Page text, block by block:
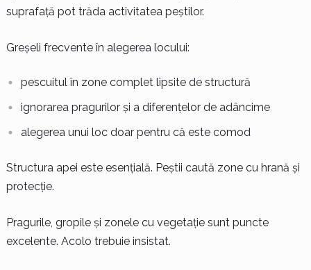
suprafață pot trăda activitatea peștilor.
Greșeli frecvente în alegerea locului:
pescuitul în zone complet lipsite de structură
ignorarea pragurilor și a diferențelor de adâncime
alegerea unui loc doar pentru că este comod
Structura apei este esențială. Peștii caută zone cu hrană și
protecție.
Pragurile, gropile și zonele cu vegetație sunt puncte
excelente. Acolo trebuie insistat.